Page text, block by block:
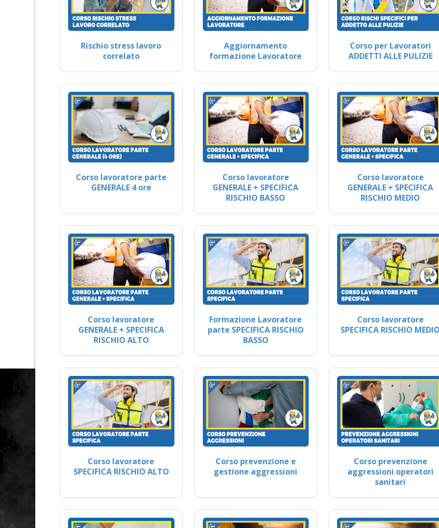
Rischio stress lavoro
correlato
Aggiornamento
formazione Lavoratore
Corso per Lavoratori
ADDETTI ALLE PULIZIE
Corso lavoratore parte
GENERALE 4 ore
Corso lavoratore
GENERALE + SPECIFICA
RISCHIO BASSO
Corso lavoratore
GENERALE + SPECIFICA
RISCHIO MEDIO
Corso lavoratore
GENERALE + SPECIFICA
RISCHIO ALTO
Formazione Lavoratore
parte SPECIFICA RISCHIO
BASSO
Corso lavoratore
SPECIFICA RISCHIO
Corso lavoratore
SPECIFICA RISCHIO ALTO
Corso prevenzione e
gestione aggressioni
Corso prevenzione
aggressioni operatori
sanitari